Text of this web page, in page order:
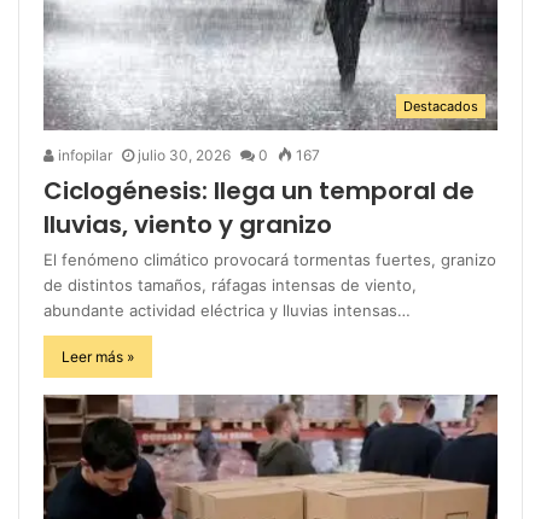
Destacados
infopilar julio 30, 2026 0 167
Ciclogénesis: llega un temporal de
lluvias, viento y granizo
El fenómeno climático provocará tormentas fuertes, granizo
de distintos tamaños, ráfagas intensas de viento,
abundante actividad eléctrica y lluvias intensas…
Leer más »